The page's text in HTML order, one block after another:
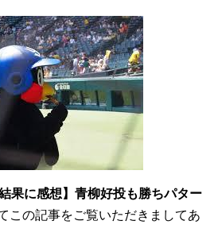
果に感想】青柳好投も勝ちパター
この記事をご覧いただきましてあ